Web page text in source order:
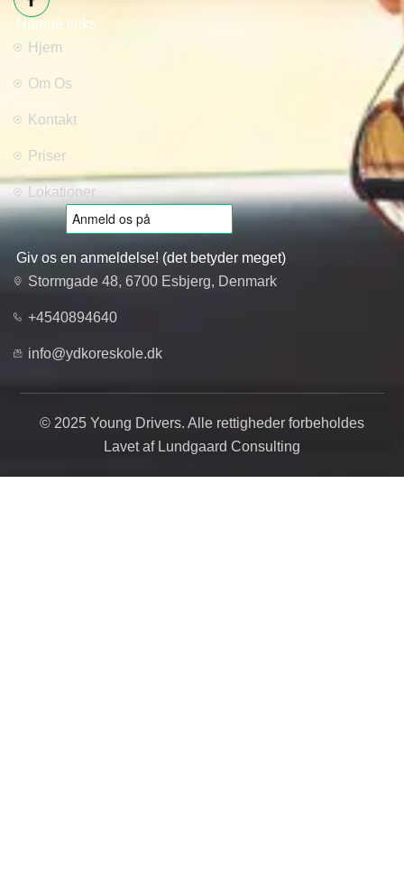
Hurtige links
Hjem
Om Os
Kontakt
Priser
Lokationer
Giv os en anmeldelse! (det betyder meget)
Stormgade 48, 6700 Esbjerg, Denmark
+4540894640
info@ydkoreskole.dk
© 2025 Young Drivers. Alle rettigheder forbeholdes
Lavet af Lundgaard Consulting